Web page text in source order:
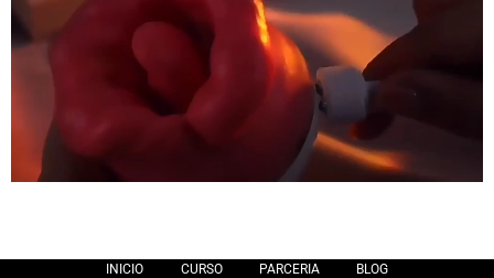
INICIO CURSO PARCERIA BLOG